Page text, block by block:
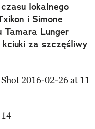
lokalnego
i Simone
Lunger
za szczęśliwy